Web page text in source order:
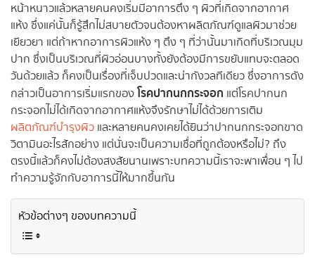
หน้าหนาวแล้วหลายคนคงเริ่มมีอาการตึง ๆ ผิวที่เกิดจากอากาศ
แห้ง ซึ่งแค่นั้นก็รู้สึกไม่สบายตัวจนต้องหาผลิตภัณฑ์ดูแลผิวมาช่วย
เยียวยา แต่ถ้าหากอาการผิวแห้ง ๆ ตึง ๆ ที่ว่านั้นมาเกิดที่บริเวณมุม
ปาก ซึ่งเป็นบริเวณที่ผิวอ่อนบางทั้งยังต้องมีการขยับแทบจะตลอด
วันด้วยแล้ว ก็คงเป็นเรื่องที่เจ็บปวดและน่ากังวลทีเดียว ซึ่งอาการดัง
กล่าวเป็นอาการเริ่มแรกของโรคปากนกกระจอก แต่โรคปากนก
กระจอกไม่ได้เกิดจากอากาศแห้งจึงรักษาไม่ได้ด้วยการเติม
ผลิตภัณฑ์บำรุงผิว และหลายคนคงเคยได้ยินว่าปากนกกระจอกขาด
วิตามินอะไรสักอย่าง แต่นั่นจะเป็นความเชื่อที่ถูกต้องหรือไม่? ถึง
ตรงนี้แล้วก็คงไม่ต้องสงสัยนานเพราะบทความนี้เราจะพาเพื่อน ๆ ไป
ทำความรู้จักกับอาการนี้ให้มากขึ้นกัน
หัวข้อต่างๆ ของบทความนี้